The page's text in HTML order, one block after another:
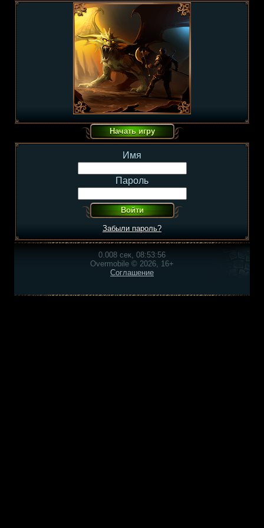
Имя
Пароль
Забыли пароль?
0.008 сек, 08:53:56
Overmobile © 2026, 16+
Соглашение